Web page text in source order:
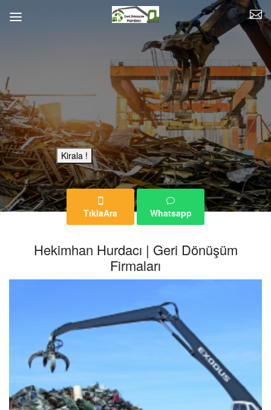
TıklaAra Whatsapp
Bu Reklam Sayfası Kiralıktır.
Kirala !
Hekimhan Hurdacı | Geri Dönüşüm
Firmaları